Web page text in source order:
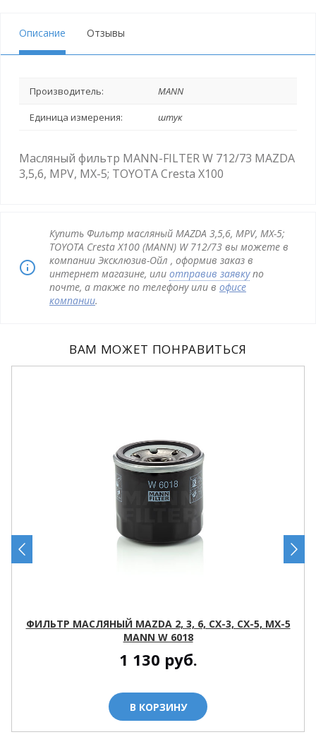
Описание Отзывы
Производитель: MANN
Единица измерения: штук
Масляный фильтр MANN-FILTER W 712/73 MAZDA
3,5,6, MPV, MX-5; TOYOTA Cresta X100
Купить Фильтр масляный MAZDA 3,5,6, MPV, MX-5;
TOYOTA Cresta X100 (MANN) W 712/73 вы можете в
компании Эксклюзив-Ойл , оформив заказ в
интернет магазине, или отправив заявкупо
почте, а также по телефону или в офисе
компании.
ВАМ МОЖЕТ ПОНРАВИТЬСЯ
ФИЛЬТР МАСЛЯНЫЙ MAZDA 2, 3, 6, CX-3, CX-5, MX-5
MANN W 6018
1 130 руб.
В КОРЗИНУ